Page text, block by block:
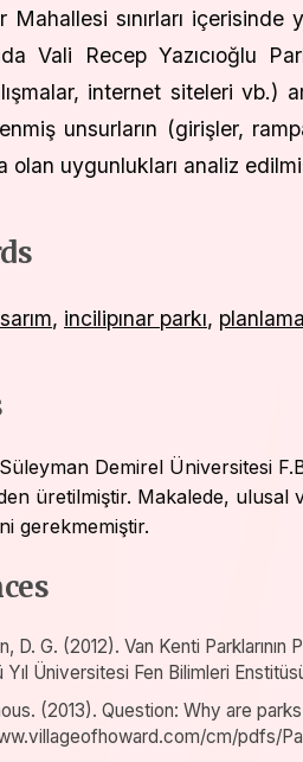
Mahallesi sınırları içerisinde
Vali Recep Yazıcıoğlu
internet siteleri vb.)
unsurların (girişler,
olan uygunlukları analiz
, incilipınar parkı,
Demirel Üniversitesi
üretilmiştir. Makalede, ulusal
gerekmemiştir.
D. G. (2012). Van Kenti
Yıl Üniversitesi Fen Bilimleri
(2013). Question: Why are
cm/pdfs/